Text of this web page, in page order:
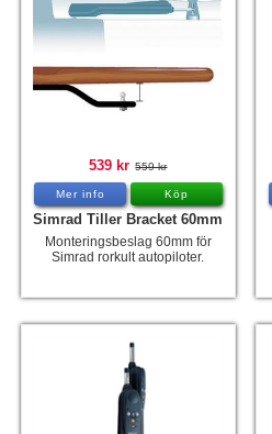
539 kr 559 kr
Mer info Köp
Simrad Tiller Bracket 60mm
Monteringsbeslag 60mm för
Simrad rorkult autopiloter.